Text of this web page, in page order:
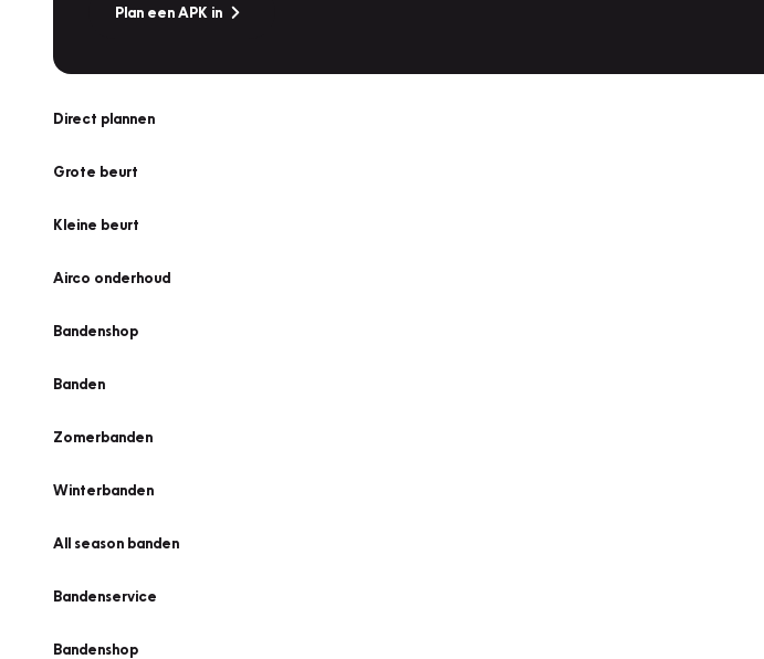
Plan een APK in
Direct plannen
Grote beurt
Kleine beurt
Airco onderhoud
Bandenshop
Banden
Zomerbanden
Winterbanden
All season banden
Bandenservice
Bandenshop